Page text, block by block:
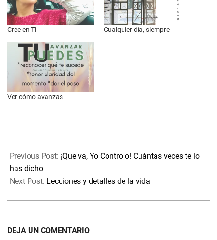
Cree en Ti Cualquier día, siempre
Ver cómo avanzas
02-
23
Previous Post: ¡Que va, Yo Controlo! Cuántas veces te lo
has dicho
Next Post: Lecciones y detalles de la vida
DEJA UN COMENTARIO